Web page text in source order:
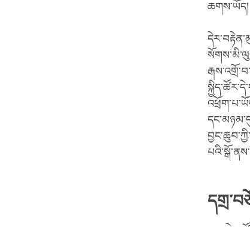
ཆགས་ཡོད།